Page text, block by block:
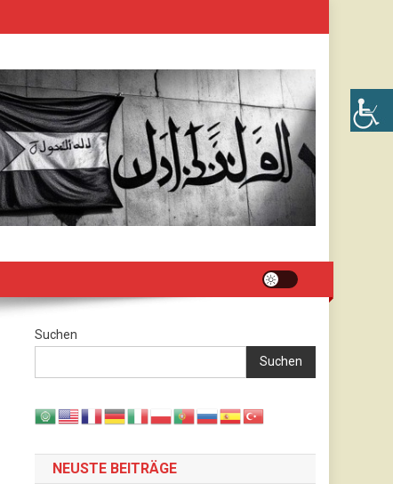
Suchen
Suchen
NEUSTE BEITRÄGE